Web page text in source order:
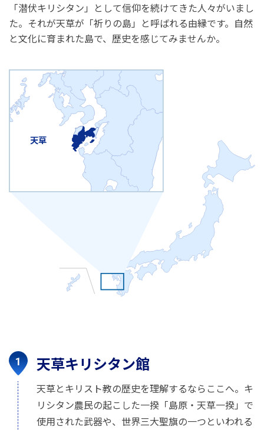
「潜伏キリシタン」として信仰を続けてきた人々がいまし
た。それが天草が「祈りの島」と呼ばれる由縁です。自然
と文化に育まれた島で、歴史を感じてみませんか。
天草
天草キリシタン館
天草とキリスト教の歴史を理解するならここへ。キ
リシタン農民の起こした一揆「島原・天草一揆」で
使用された武器や、世界三大聖旗の一つといわれる